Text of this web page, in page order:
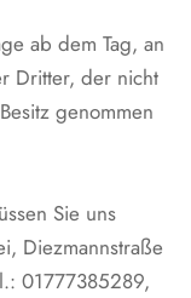
ab dem Tag, an
Dritter, der nicht
genommen
Sie uns
Diezmannstraße
01777385289,